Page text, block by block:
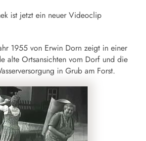
ist jetzt ein neuer Videoclip
1955 von Erwin Dorn zeigt in einer
alte Ortsansichten vom Dorf und die
in Grub am Forst.